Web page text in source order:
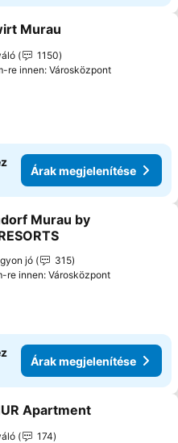
a kedvencekhez
Murau
1150
re innen: Városközpont
Árak megjelenítése
a kedvencekhez
Murau by
jó
315
re innen: Városközpont
Árak megjelenítése
a kedvencekhez
Apartment
174